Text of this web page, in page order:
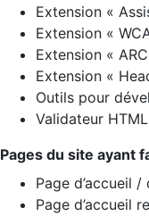
Extension «
Extension «
Extension «
Extension «
Outils pour
Validateur
Pages du site ayant
Page d’accueil
Page d’accueil